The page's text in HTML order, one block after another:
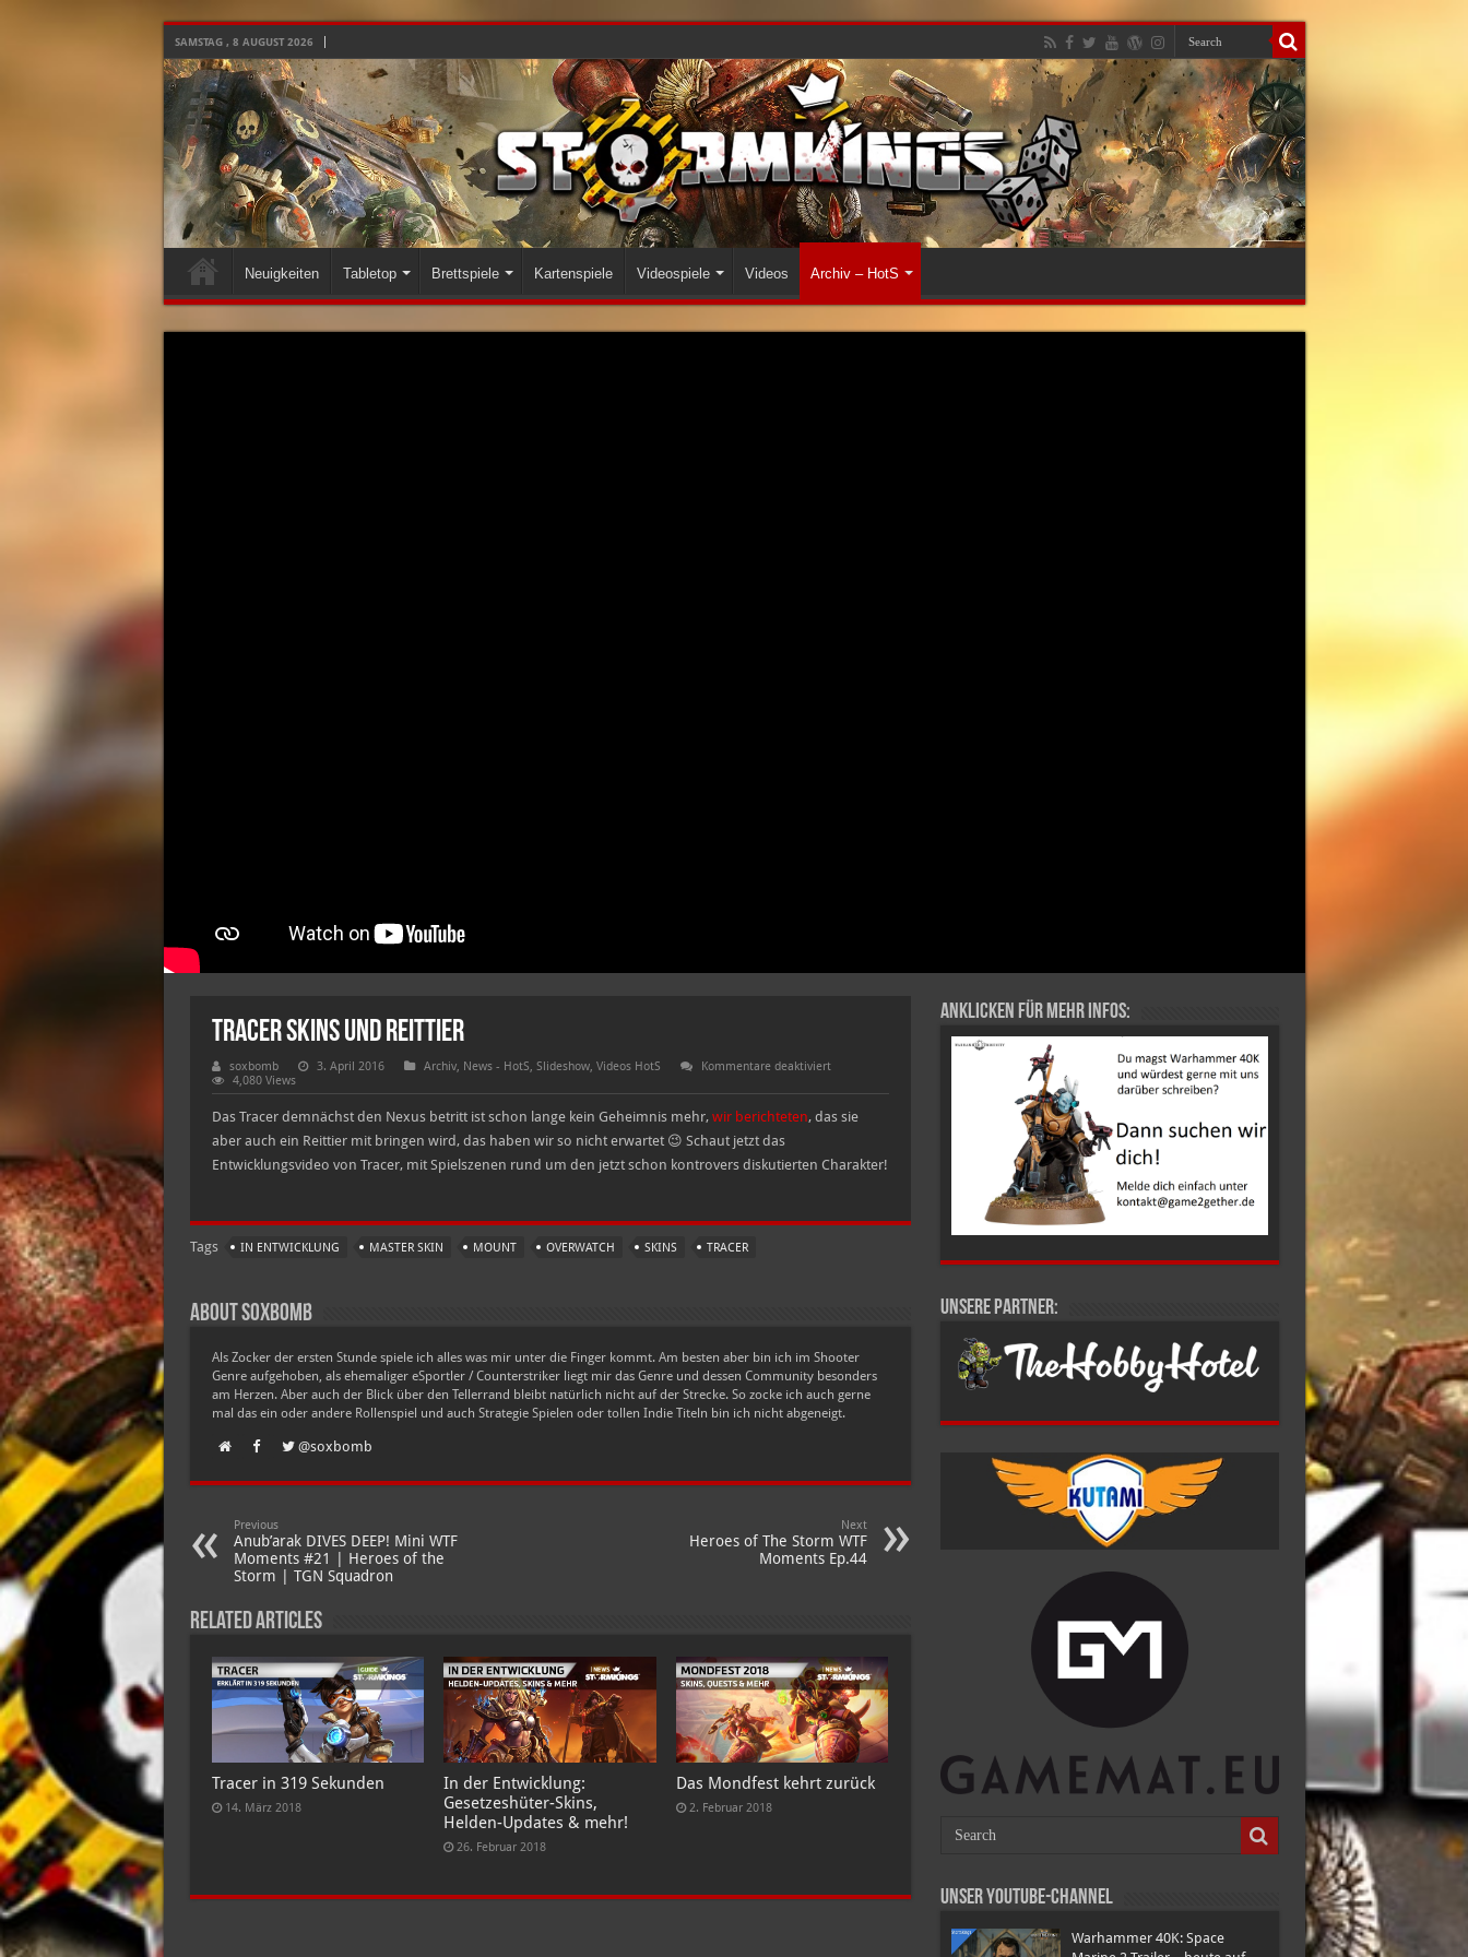
SAMSTAG , 8 AUGUST 2026
Neuigkeiten Tabletop Brettspiele Kartenspiele Videospiele Videos Archiv – HotS
Tracer Skins und Reittier
soxbomb 3. April 2016 Archiv, News - HotS, Slideshow, Videos HotS Kommentare deaktiviertfür
Skins
Reittier
4,080 Views
Das Tracer demnächst den Nexus betritt ist schon lange kein Geheimnis mehr, wir berichteten, das sie
aber auch ein Reittier mit bringen wird, das haben wir so nicht erwartet 😉 Schaut jetzt das
Entwicklungsvideo von Tracer, mit Spielszenen rund um den jetzt schon kontrovers diskutierten Charakter!
Tags IN ENTWICKLUNG MASTER SKIN MOUNT OVERWATCH SKINS TRACER
About soxbomb
Als Zocker der ersten Stunde spiele ich alles was mir unter die Finger kommt. Am besten aber bin ich im Shooter
Genre aufgehoben, als ehemaliger eSportler / Counterstriker liegt mir das Genre und dessen Community besonders
am Herzen. Aber auch der Blick über den Tellerrand bleibt natürlich nicht auf der Strecke. So zocke ich auch gerne
mal das ein oder andere Rollenspiel und auch Strategie Spielen oder tollen Indie Titeln bin ich nicht abgeneigt.
@soxbomb
Previous
Anub’arak DIVES DEEP! Mini WTF
Moments #21 | Heroes of the
Storm | TGN Squadron
Next
Heroes of The Storm WTF
Moments Ep.44
Related Articles
Tracer in 319 Sekunden
14. März 2018
In der Entwicklung:
Gesetzeshüter-Skins,
Helden-Updates & mehr!
26. Februar 2018
Das Mondfest kehrt zurück
2. Februar 2018
Anklicken für mehr Infos:
Unsere Partner:
Unser Youtube-Channel
Warhammer 40K: Space